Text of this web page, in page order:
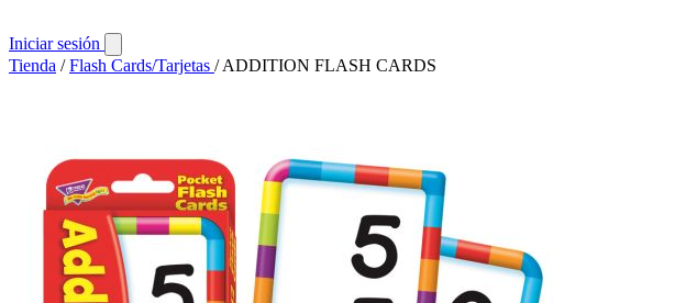
Iniciar sesión
Tienda / Flash Cards/Tarjetas / ADDITION FLASH CARDS